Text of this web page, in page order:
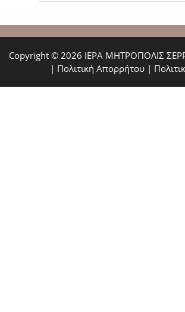
Copyright © 2026 ΙΕΡΑ ΜΗΤΡΟΠΟΛΙΣ
| Πολιτική Απορρήτου |